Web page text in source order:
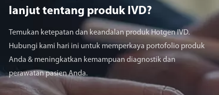
lanjut tentang produk lVD?
Temukan ketepatan dan keandalan produk Hotgen IVD.
Hubungi kami hari ini untuk memperkaya portofolio produk
Anda & meningkatkan kemampuan diagnostik dan
perawatan pasien Anda.